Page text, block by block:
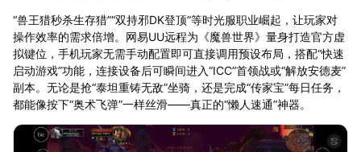
“兽王猎秒杀生存猎”“双持邪DK登顶”等时光服职业崛起，让玩家对
操作效率的需求倍增。网易UU远程为《魔兽世界》量身打造官方虚
拟键位，手机玩家无需手动配置即可直接调用预设布局，搭配“快速
启动游戏”功能，连接设备后可瞬间进入“ICC”首领战或“解放安德麦”
副本。无论是抢“泰坦重铸无敌”坐骑，还是完成“传家宝”每日任务，
都能像按下“奥术飞弹”一样丝滑——真正的“懒人速通”神器。